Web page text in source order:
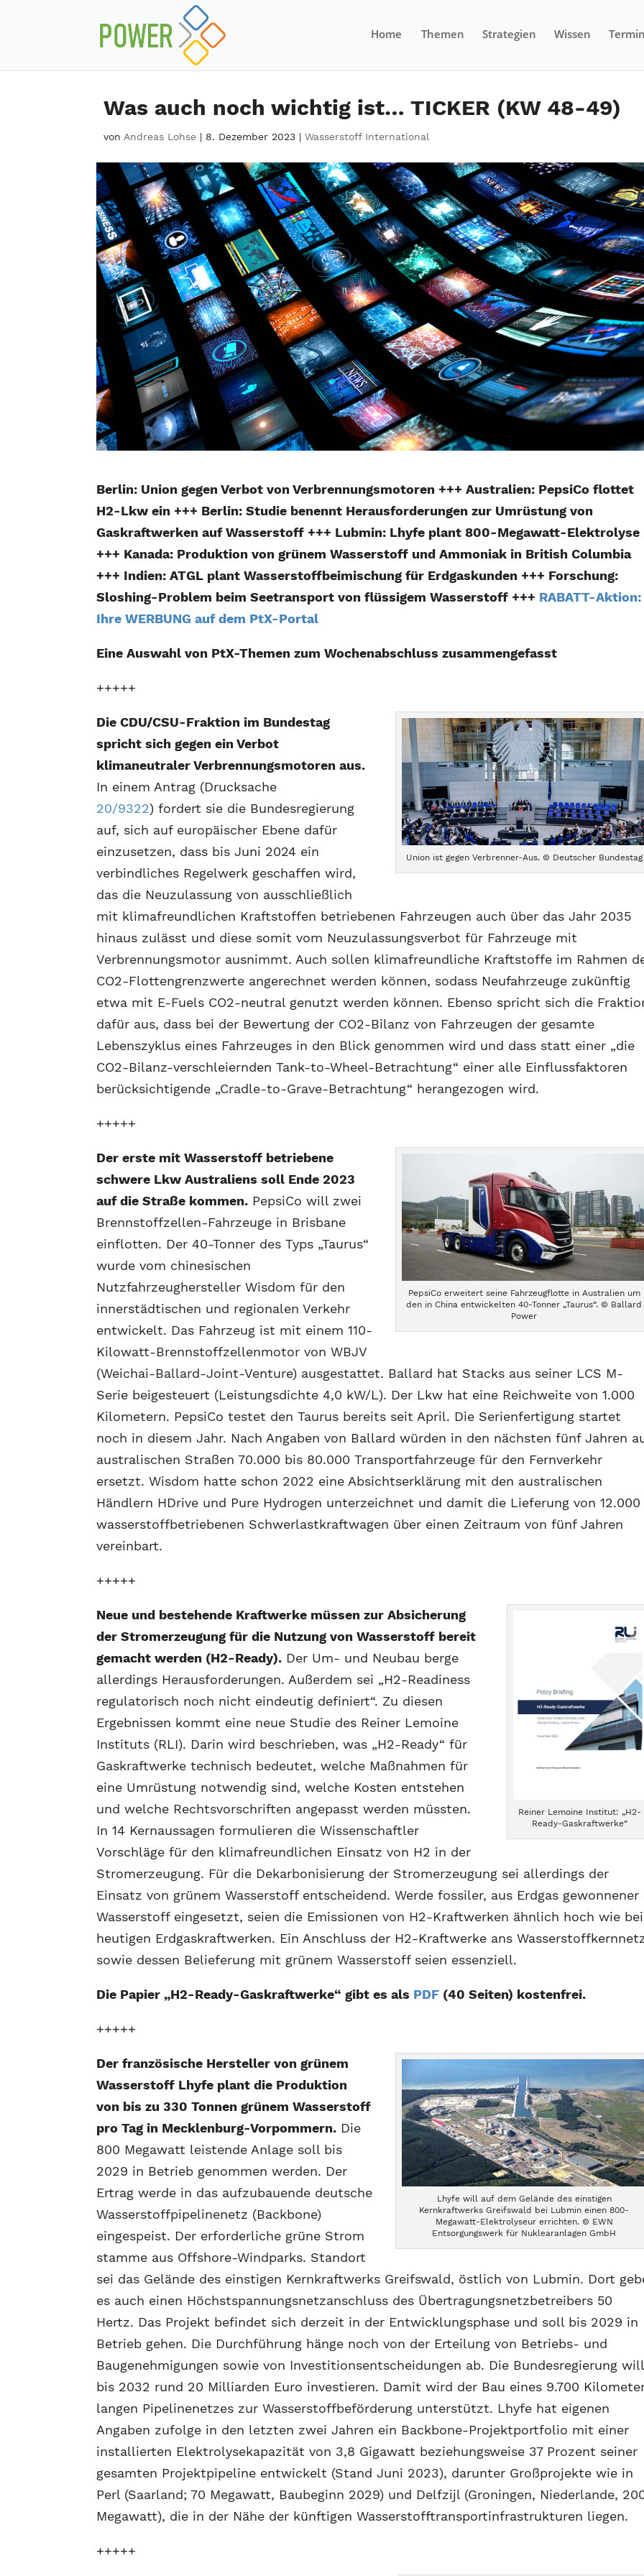
Home Themen Strategien Wissen
Was auch noch wichtig ist… TICKER (KW 48-49)
von Andreas Lohse | 8. Dezember 2023 |Wasserstoff International
Berlin: Union gegen Verbot von Verbrennungsmotoren +++ Australien: PepsiCo flottet
H2-Lkw ein +++ Berlin: Studie benennt Herausforderungen zur Umrüstung von
Gaskraftwerken auf Wasserstoff +++ Lubmin: Lhyfe plant 800-Megawatt-Elektrolyse
+++ Kanada: Produktion von grünem Wasserstoff und Ammoniak in British Columbia
+++ Indien: ATGL plant Wasserstoffbeimischung für Erdgaskunden +++ Forschung:
Sloshing-Problem beim Seetransport von flüssigem Wasserstoff +++ RABATT-Aktion:
Ihre WERBUNG auf dem PtX-Portal
Eine Auswahl von PtX-Themen zum Wochenabschluss zusammengefasst
+++++
Union ist gegen Verbrenner-Aus. © Deutscher Bundestag
Die CDU/CSU-Fraktion im Bundestag
spricht sich gegen ein Verbot
klimaneutraler Verbrennungsmotoren aus.
In einem Antrag (Drucksache
20/9322) fordert sie die Bundesregierung
auf, sich auf europäischer Ebene dafür
einzusetzen, dass bis Juni 2024 ein
verbindliches Regelwerk geschaffen wird,
das die Neuzulassung von ausschließlich
mit klimafreundlichen Kraftstoffen betriebenen Fahrzeugen auch über das Jahr 2035
hinaus zulässt und diese somit vom Neuzulassungsverbot für Fahrzeuge mit
Verbrennungsmotor ausnimmt. Auch sollen klimafreundliche Kraftstoffe im Rahmen
CO2-Flottengrenzwerte angerechnet werden können, sodass Neufahrzeuge zukünftig
etwa mit E-Fuels CO2-neutral genutzt werden können. Ebenso spricht sich die
dafür aus, dass bei der Bewertung der CO2-Bilanz von Fahrzeugen der gesamte
Lebenszyklus eines Fahrzeuges in den Blick genommen wird und dass statt einer „die
CO2-Bilanz-verschleiernden Tank-to-Wheel-Betrachtung“ einer alle Einflussfaktoren
berücksichtigende „Cradle-to-Grave-Betrachtung“ herangezogen wird.
+++++
PepsiCo erweitert seine Fahrzeugflotte in Australien um
den in China entwickelten 40-Tonner „Taurus“. © Ballard
Power
Der erste mit Wasserstoff betriebene
schwere Lkw Australiens soll Ende 2023
auf die Straße kommen. PepsiCo will zwei
Brennstoffzellen-Fahrzeuge in Brisbane
einflotten. Der 40-Tonner des Typs „Taurus“
wurde vom chinesischen
Nutzfahrzeughersteller Wisdom für den
innerstädtischen und regionalen Verkehr
entwickelt. Das Fahrzeug ist mit einem 110-
Kilowatt-Brennstoffzellenmotor von WBJV
(Weichai-Ballard-Joint-Venture) ausgestattet. Ballard hat Stacks aus seiner LCS M-
Serie beigesteuert (Leistungsdichte 4,0 kW/L). Der Lkw hat eine Reichweite von 1.000
Kilometern. PepsiCo testet den Taurus bereits seit April. Die Serienfertigung startet
noch in diesem Jahr. Nach Angaben von Ballard würden in den nächsten fünf Jahren
australischen Straßen 70.000 bis 80.000 Transportfahrzeuge für den Fernverkehr
ersetzt. Wisdom hatte schon 2022 eine Absichtserklärung mit den australischen
Händlern HDrive und Pure Hydrogen unterzeichnet und damit die Lieferung von 12.000
wasserstoffbetriebenen Schwerlastkraftwagen über einen Zeitraum von fünf Jahren
vereinbart.
+++++
Reiner Lemoine Institut: „H2-
Ready-Gaskraftwerke“
Neue und bestehende Kraftwerke müssen zur Absicherung
der Stromerzeugung für die Nutzung von Wasserstoff bereit
gemacht werden (H2-Ready). Der Um- und Neubau berge
allerdings Herausforderungen. Außerdem sei „H2-Readiness
regulatorisch noch nicht eindeutig definiert“. Zu diesen
Ergebnissen kommt eine neue Studie des Reiner Lemoine
Instituts (RLI). Darin wird beschrieben, was „H2-Ready“ für
Gaskraftwerke technisch bedeutet, welche Maßnahmen für
eine Umrüstung notwendig sind, welche Kosten entstehen
und welche Rechtsvorschriften angepasst werden müssten.
In 14 Kernaussagen formulieren die Wissenschaftler
Vorschläge für den klimafreundlichen Einsatz von H2 in der
Stromerzeugung. Für die Dekarbonisierung der Stromerzeugung sei allerdings der
Einsatz von grünem Wasserstoff entscheidend. Werde fossiler, aus Erdgas gewonnener
Wasserstoff eingesetzt, seien die Emissionen von H2-Kraftwerken ähnlich hoch wie bei
heutigen Erdgaskraftwerken. Ein Anschluss der H2-Kraftwerke ans
sowie dessen Belieferung mit grünem Wasserstoff seien essenziell.
Die Papier „H2-Ready-Gaskraftwerke“ gibt es als PDF (40 Seiten) kostenfrei.
+++++
Lhyfe will auf dem Gelände des einstigen
Kernkraftwerks Greifswald bei Lubmin einen 800-
Megawatt-Elektrolyseur errichten. © EWN
Entsorgungswerk für Nuklearanlagen GmbH
Der französische Hersteller von grünem
Wasserstoff Lhyfe plant die Produktion
von bis zu 330 Tonnen grünem Wasserstoff
pro Tag in Mecklenburg-Vorpommern. Die
800 Megawatt leistende Anlage soll bis
2029 in Betrieb genommen werden. Der
Ertrag werde in das aufzubauende deutsche
Wasserstoffpipelinenetz (Backbone)
eingespeist. Der erforderliche grüne Strom
stamme aus Offshore-Windparks. Standort
sei das Gelände des einstigen Kernkraftwerks Greifswald, östlich von Lubmin. Dort
es auch einen Höchstspannungsnetzanschluss des Übertragungsnetzbetreibers 50
Hertz. Das Projekt befindet sich derzeit in der Entwicklungsphase und soll bis 2029 in
Betrieb gehen. Die Durchführung hänge noch von der Erteilung von Betriebs- und
Baugenehmigungen sowie von Investitionsentscheidungen ab. Die Bundesregierung will
bis 2032 rund 20 Milliarden Euro investieren. Damit wird der Bau eines 9.700
langen Pipelinenetzes zur Wasserstoffbeförderung unterstützt. Lhyfe hat eigenen
Angaben zufolge in den letzten zwei Jahren ein Backbone-Projektportfolio mit einer
installierten Elektrolysekapazität von 3,8 Gigawatt beziehungsweise 37 Prozent seiner
gesamten Projektpipeline entwickelt (Stand Juni 2023), darunter Großprojekte wie in
Perl (Saarland; 70 Megawatt, Baubeginn 2029) und Delfzijl (Groningen, Niederlande,
Megawatt), die in der Nähe der künftigen Wasserstofftransportinfrastrukturen liegen.
+++++